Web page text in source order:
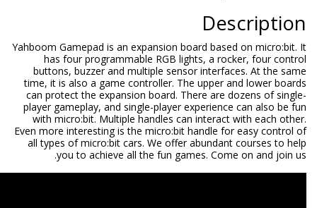
Yahboom Gamepad is an expansion
has four programmable RGB
buttons, buzzer and multiple
time, it is also a game controller.
can protect the expansion board.
player gameplay, and single-player
with micro:bit. Multiple handles can
Even more interesting is the micro:bit
all types of micro:bit cars. We offer
you to achieve all the fun